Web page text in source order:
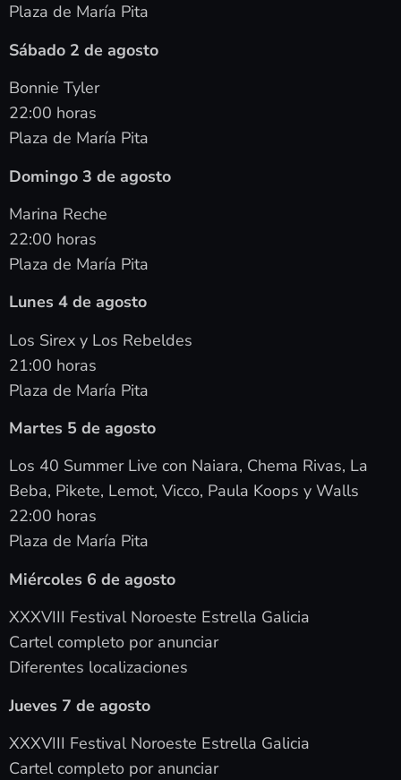
Plaza de María Pita
Sábado 2 de agosto
Bonnie Tyler
22:00 horas
Plaza de María Pita
Domingo 3 de agosto
Marina Reche
22:00 horas
Plaza de María Pita
Lunes 4 de agosto
Los Sirex y Los Rebeldes
21:00 horas
Plaza de María Pita
Martes 5 de agosto
Los 40 Summer Live con Naiara, Chema Rivas, La
Beba, Pikete, Lemot, Vicco, Paula Koops y Walls
22:00 horas
Plaza de María Pita
Miércoles 6 de agosto
XXXVIII Festival Noroeste Estrella Galicia
Cartel completo por anunciar
Diferentes localizaciones
Jueves 7 de agosto
XXXVIII Festival Noroeste Estrella Galicia
Cartel completo por anunciar